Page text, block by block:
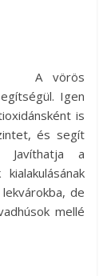
A vörös
Igen
is
és segít
Javíthatja a
de
mellé